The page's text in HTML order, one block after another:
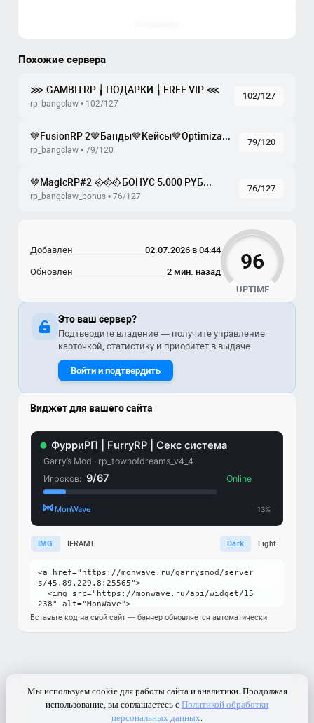
Похожие сервера
⋙ GAMBITRP ╽ ПОДАРКИ ╽ FREE VIP ⋘
rp_bangclaw • 102/127
102/127
🤎FusionRP 2🤎Банды🤎Кейсы🤎Optimization🤎
rp_bangclaw • 79/120
79/120
🤎MagicRP#2 𒐮БОНУС 5.000 PYБ𒐮 ПРОМО𒌍🤎
rp_bangclaw_bonus • 76/127
76/127
Добавлен 02.07.2026 в 04:44
Обновлен 2 мин. назад 96
UPTIME
Это ваш сервер?
Подтвердите владение — получите управление
карточкой, статистику и приоритет в выдаче.
Войти и подтвердить
Виджет для вашего сайта
IMG IFRAME Dark Light
Вставьте код на свой сайт — баннер обновляется автоматически